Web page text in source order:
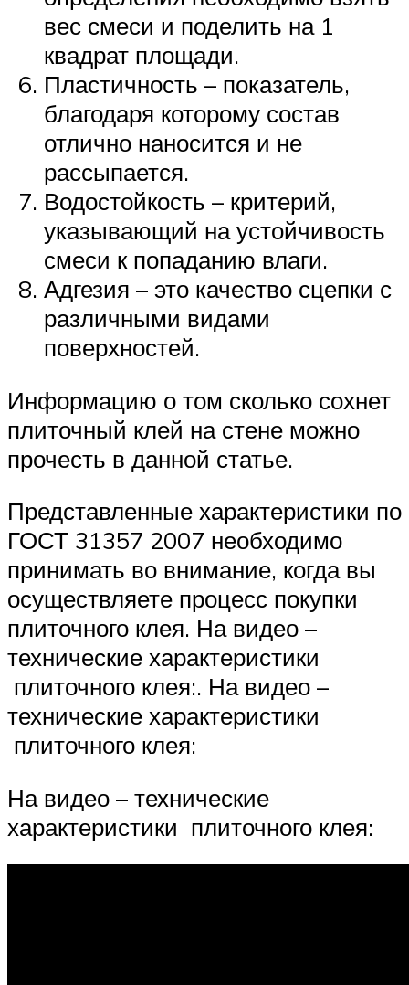
вес смеси и поделить на 1
квадрат площади.
Пластичность – показатель,
благодаря которому состав
отлично наносится и не
рассыпается.
Водостойкость – критерий,
указывающий на устойчивость
смеси к попаданию влаги.
Адгезия – это качество сцепки с
различными видами
поверхностей.
Информацию о том сколько сохнет
плиточный клей на стене можно
прочесть в данной статье.
Представленные характеристики по
ГОСТ 31357 2007 необходимо
принимать во внимание, когда вы
осуществляете процесс покупки
плиточного клея. На видео –
технические характеристики
плиточного клея:. На видео –
технические характеристики
плиточного клея:
На видео – технические
характеристики плиточного клея: